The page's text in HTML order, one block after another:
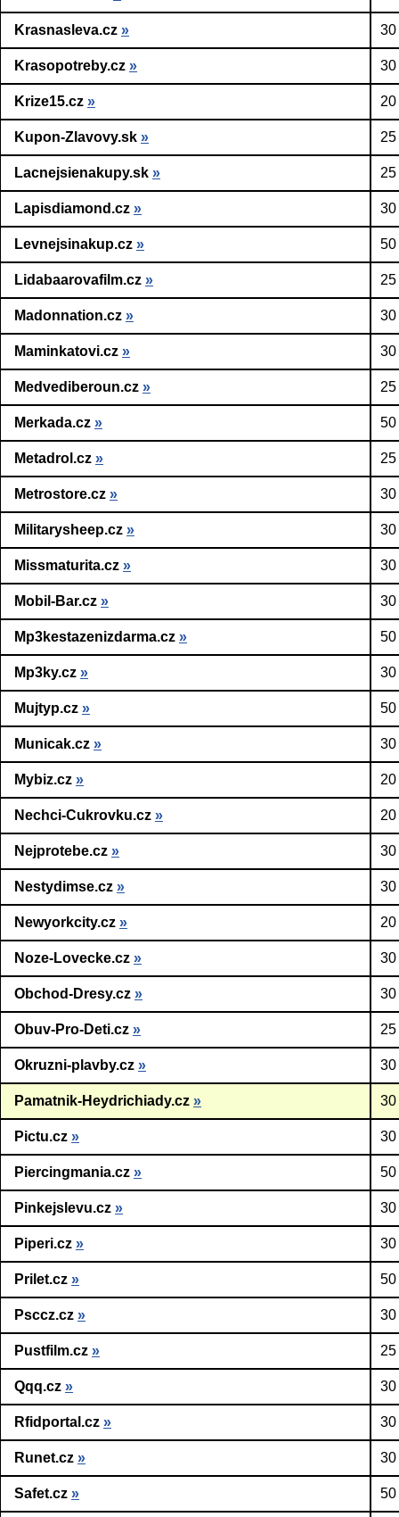
Krasnasleva.cz » 30
Krasopotreby.cz » 30
Krize15.cz »
Kupon-Zlavovy.sk »
Lacnejsienakupy.sk »
Lapisdiamond.cz » 30
Levnejsinakup.cz » 50
Lidabaarovafilm.cz »
Madonnation.cz » 30
Maminkatovi.cz » 30
Medvediberoun.cz »
Merkada.cz » 50
Metadrol.cz »
Metrostore.cz » 30
Militarysheep.cz » 30
Missmaturita.cz » 30
Mobil-Bar.cz » 30
Mp3kestazenizdarma.cz » 50
Mp3ky.cz » 30
Mujtyp.cz » 50
Municak.cz » 30
Mybiz.cz »
Nechci-Cukrovku.cz »
Nejprotebe.cz » 30
Nestydimse.cz » 30
Newyorkcity.cz »
Noze-Lovecke.cz » 30
Obchod-Dresy.cz » 30
Obuv-Pro-Deti.cz »
Okruzni-plavby.cz » 30
Pamatnik-Heydrichiady.cz » 30
Pictu.cz » 30
Piercingmania.cz » 50
Pinkejslevu.cz » 30
Piperi.cz » 30
Prilet.cz » 50
Psccz.cz » 30
Pustfilm.cz »
Qqq.cz » 30
Rfidportal.cz » 30
Runet.cz » 30
Safet.cz » 50